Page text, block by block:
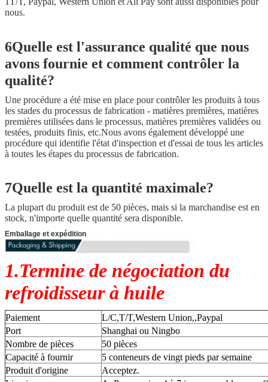
nous.
6Quelle est l'assurance qualité que nous
avons fournie et comment contrôler la
qualité?
Une procédure a été mise en place pour contrôler les produits à tous
les stades du processus de fabrication - matières premières, matières
premières utilisées dans le processus, matières premières validées ou
testées, produits finis, etc.Nous avons également développé une
procédure qui identifie l'état d'inspection et d'essai de tous les articles
à toutes les étapes du processus de fabrication.
7Quelle est la quantité maximale?
La plupart du produit est de 50 pièces, mais si la marchandise est en
stock, n'importe quelle quantité sera disponible.
Emballage et expédition
1.Termine de négociation du
refroidisseur à huile
Paiement
L/C,T/T,Western Union,,Paypal
Port
Shanghai ou Ningbo
Nombre de pièces
50 pièces
Capacité à fournir
5 conteneurs de vingt pieds par semaine
Produit d'origine
Acceptez.